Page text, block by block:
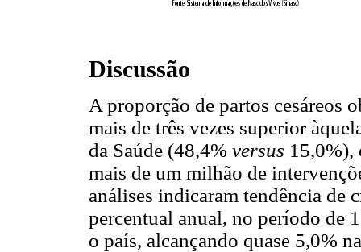
Discussão
A proporção de partos cesáreos
mais de três vezes superior
da Saúde (48,4% versus 15,0%),
mais de um milhão de
análises indicaram tendência de
percentual anual, no período de
o país, alcançando quase 5,0%